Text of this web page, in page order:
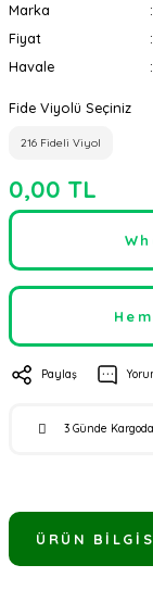
Marka
Fiyat
Havale
Fide Viyolü Seçiniz
216 Fideli Viyol
0,00 TL
Paylaş
3 Günde Kargoda
ÜRÜN